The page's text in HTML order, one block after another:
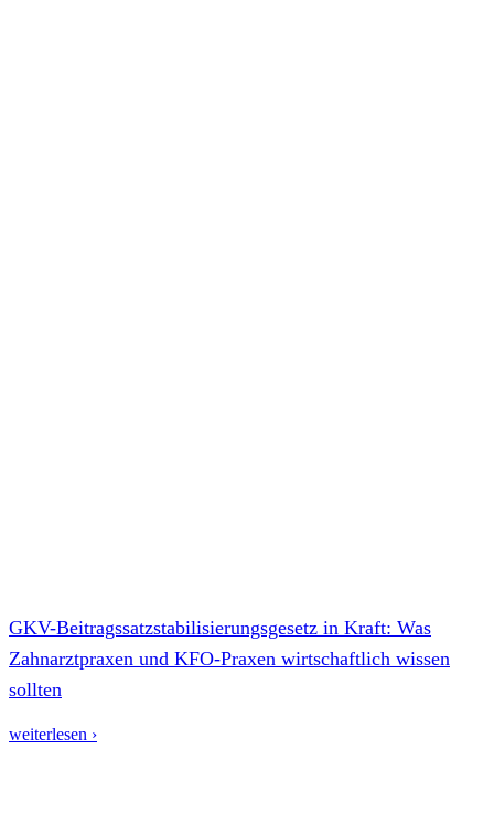
GKV-Beitragssatzstabilisierungsgesetz in Kraft: Was
Zahnarztpraxen und KFO-Praxen wirtschaftlich wissen
sollten
weiterlesen ›